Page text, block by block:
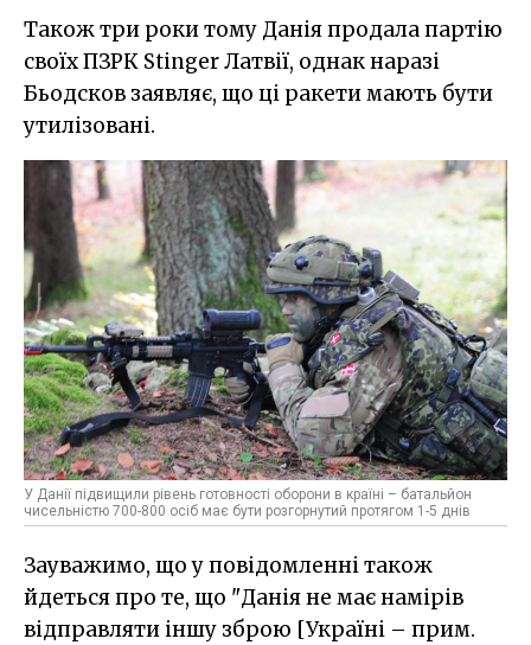
Також три роки тому Данія продала партію
своїх ПЗРК Stinger Латвії, однак наразі
Бьодсков заявляє, що ці ракети мають бути
утилізовані.
У Данії підвищили рівень готовності оборони в країні – батальйон
чисельністю 700-800 осіб має бути розгорнутий протягом 1-5 днів
Зауважимо, що у повідомленні також
йдеться про те, що "Данія не має намірів
відправляти іншу зброю [Україні – прим.